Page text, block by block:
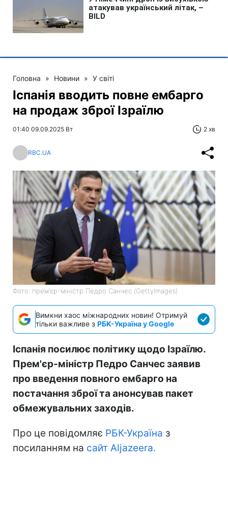
Головна » Новини » У світі
Іспанія вводить повне ембарго
на продаж зброї Ізраїлю
01:40 09.09.2025 Вт 2 хв
RBC.UA
Фото: прем'єр-міністр Педро Санчес (GettyImages)
Вимкни хаос міжнародних новин! Отримуй
тільки важливе з РБК-Україна у Google
Іспанія посилює політику щодо Ізраїлю.
Прем'єр-міністр Педро Санчес заявив
про введення повного ембарго на
постачання зброї та анонсував пакет
обмежувальних заходів.
Про це повідомляє РБК-Україна з
посиланням на сайт Aljazeera.